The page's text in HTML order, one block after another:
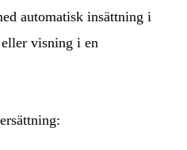
automatisk insättning i
visning i en